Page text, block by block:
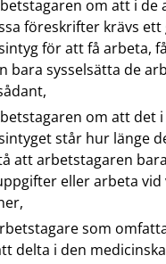
om att i de
föreskrifter krävs
för att få arbeta,
bara sysselsätta de
om att det i
står hur länge
att arbetstagaren
eller arbeta vid
som
delta i den